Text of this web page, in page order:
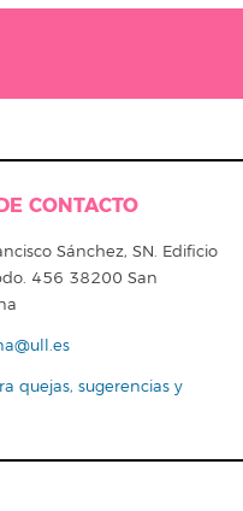
CONTACTO
Sánchez, SN. Edificio
456 38200 San
quejas, sugerencias y